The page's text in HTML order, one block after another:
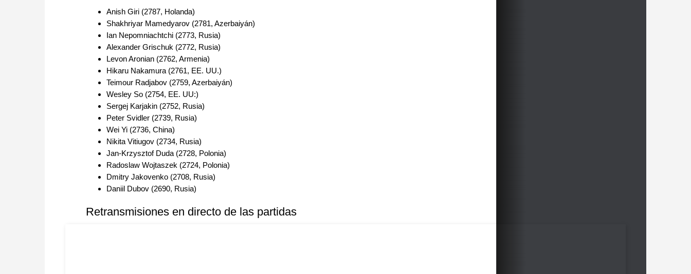
Anish Giri (2787, Holanda)
Shakhriyar Mamedyarov (2781, Azerbaiyán)
Ian Nepomniachtchi (2773, Rusia)
Alexander Grischuk (2772, Rusia)
Levon Aronian (2762, Armenia)
Hikaru Nakamura (2761, EE. UU.)
Teimour Radjabov (2759, Azerbaiyán)
Wesley So (2754, EE. UU:)
Sergej Karjakin (2752, Rusia)
Peter Svidler (2739, Rusia)
Wei Yi (2736, China)
Nikita Vitiugov (2734, Rusia)
Jan-Krzysztof Duda (2728, Polonia)
Radoslaw Wojtaszek (2724, Polonia)
Dmitry Jakovenko (2708, Rusia)
Daniil Dubov (2690, Rusia)
Retransmisiones en directo de las partidas